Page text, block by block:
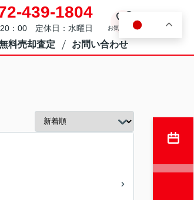
439-1804
：00 定休日：水曜日 お気に入り
料売却査定 お問い合わせ